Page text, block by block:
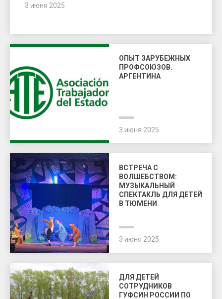
3 июня 2025
ОПЫТ ЗАРУБЕЖНЫХ
ПРОФСОЮЗОВ.
АРГЕНТИНА
3 июня 2025
ВСТРЕЧА С
ВОЛШЕБСТВОМ:
МУЗЫКАЛЬНЫЙ
СПЕКТАКЛЬ ДЛЯ ДЕТЕЙ
В ТЮМЕНИ
3 июня 2025
ДЛЯ ДЕТЕЙ
СОТРУДНИКОВ
ГУФСИН РОССИИ ПО